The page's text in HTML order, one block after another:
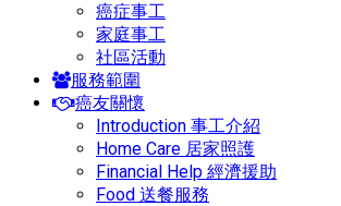
癌症事工
家庭事工
社區活動
服務範圍
癌友關懷
Introduction 事工介紹
Home Care 居家照護
Financial Help 經濟援助
Food 送餐服務